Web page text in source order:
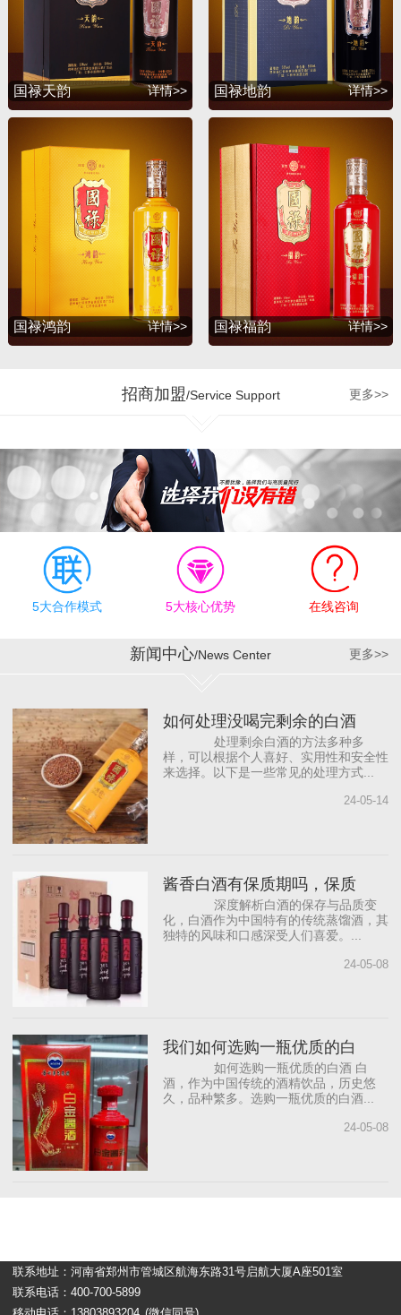
过双方的共同努力，成功
推出并运作了国宝系列产
品，年销售额突破1亿余
元。短短几年，公司在全
国各地建立了稳定的销售
渠道，产品销量持续攀
的支持与厚爱。2012年
初，公司为满足广大消费
者的诉求，联合深圳知名
包装设计公司胡景润工作
室、贵州大学酒体设计专
家吴天祥教授、贵州茅台
酒厂酿酒工程师梁明峰先
生，倾力推出战略品牌
——国禄系列酒，与此同
时公司和茅台集团、五粮
州珍酒、金沙回沙酒业等
加了强劲的源动力。 企业
的制胜最终是要落实到人
才管理机制和市场运营的
有效执行上，公司奉行“德
才兼备、志同道合”的合作
理念，为员工明确职业规
划目标，提供有竞争力的
薪资待遇和发展机会，帮
内著名白酒营销咨询公司
合作，借助“外脑”提供智力
入前沿的营销理念，从而
打...
国禄天韵 详情>> 国禄地韵 详情>>
国禄鸿韵 详情>> 国禄福韵 详情>>
招商加盟/Service Support 更多>>
5大合作模式 5大核心优势 在线咨询
新闻中心/News Center 更多>>
如何处理没喝完剩余的白酒
处理剩余白酒的方法多种多
样，可以根据个人喜好、实用性和安全性
来选择。以下是一些常见的处理方式...
24-05-14
酱香白酒有保质期吗，保质
深度解析白酒的保存与品质变
化，白酒作为中国特有的传统蒸馏酒，其
独特的风味和口感深受人们喜爱。...
24-05-08
我们如何选购一瓶优质的白
如何选购一瓶优质的白酒 白
酒，作为中国传统的酒精饮品，历史悠
久，品种繁多。选购一瓶优质的白酒...
24-05-08
联系地址：河南省郑州市管城区航海东路31号启航大厦A座501室
联系电话：400-700-5899